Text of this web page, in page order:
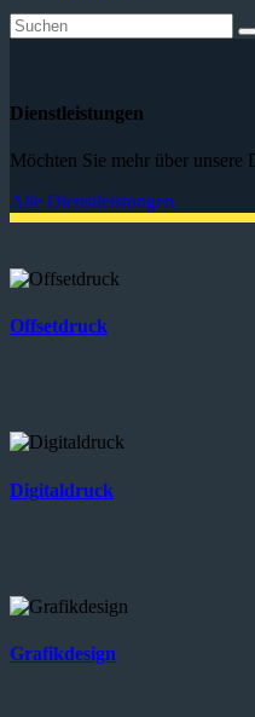
Dienstleistungen
Möchten Sie mehr über unsere
Alle Dienstleistungen
Offsetdruck
Digitaldruck
Grafikdesign